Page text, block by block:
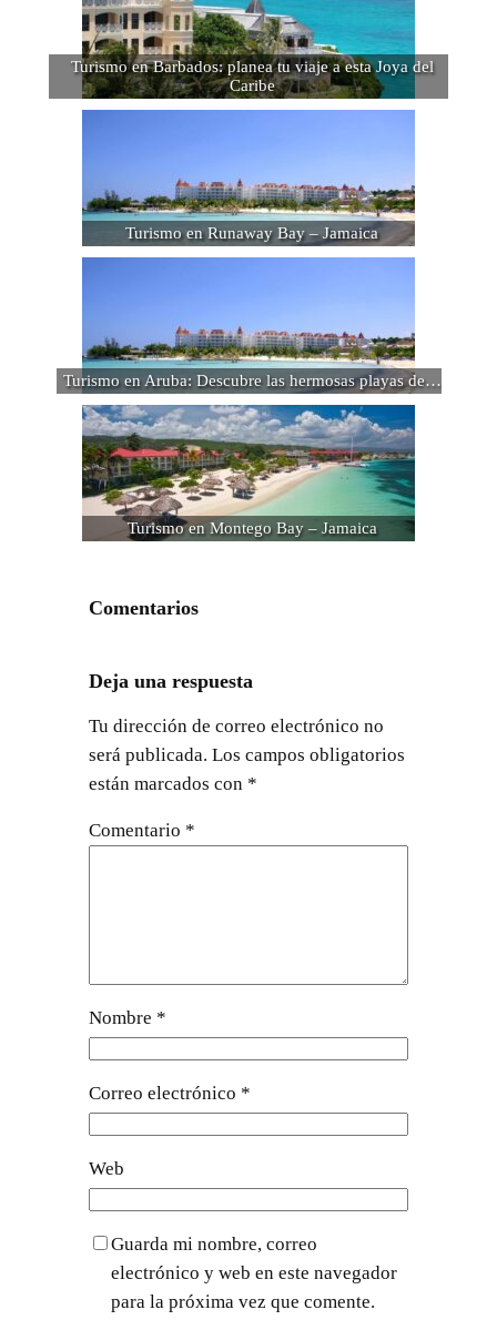
Turismo en Barbados: planea tu viaje a esta Joya del
Caribe
Turismo en Runaway Bay – Jamaica
Turismo en Aruba: Descubre las hermosas playas de…
Turismo en Montego Bay – Jamaica
Comentarios
Deja una respuesta
Tu dirección de correo electrónico no
será publicada. Los campos obligatorios
están marcados con *
Comentario *
Nombre *
Correo electrónico *
Web
Guarda mi nombre, correo
electrónico y web en este navegador
para la próxima vez que comente.